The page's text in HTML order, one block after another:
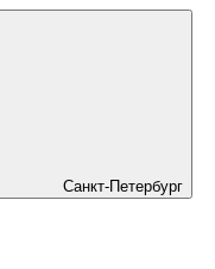
Санкт-Петербург